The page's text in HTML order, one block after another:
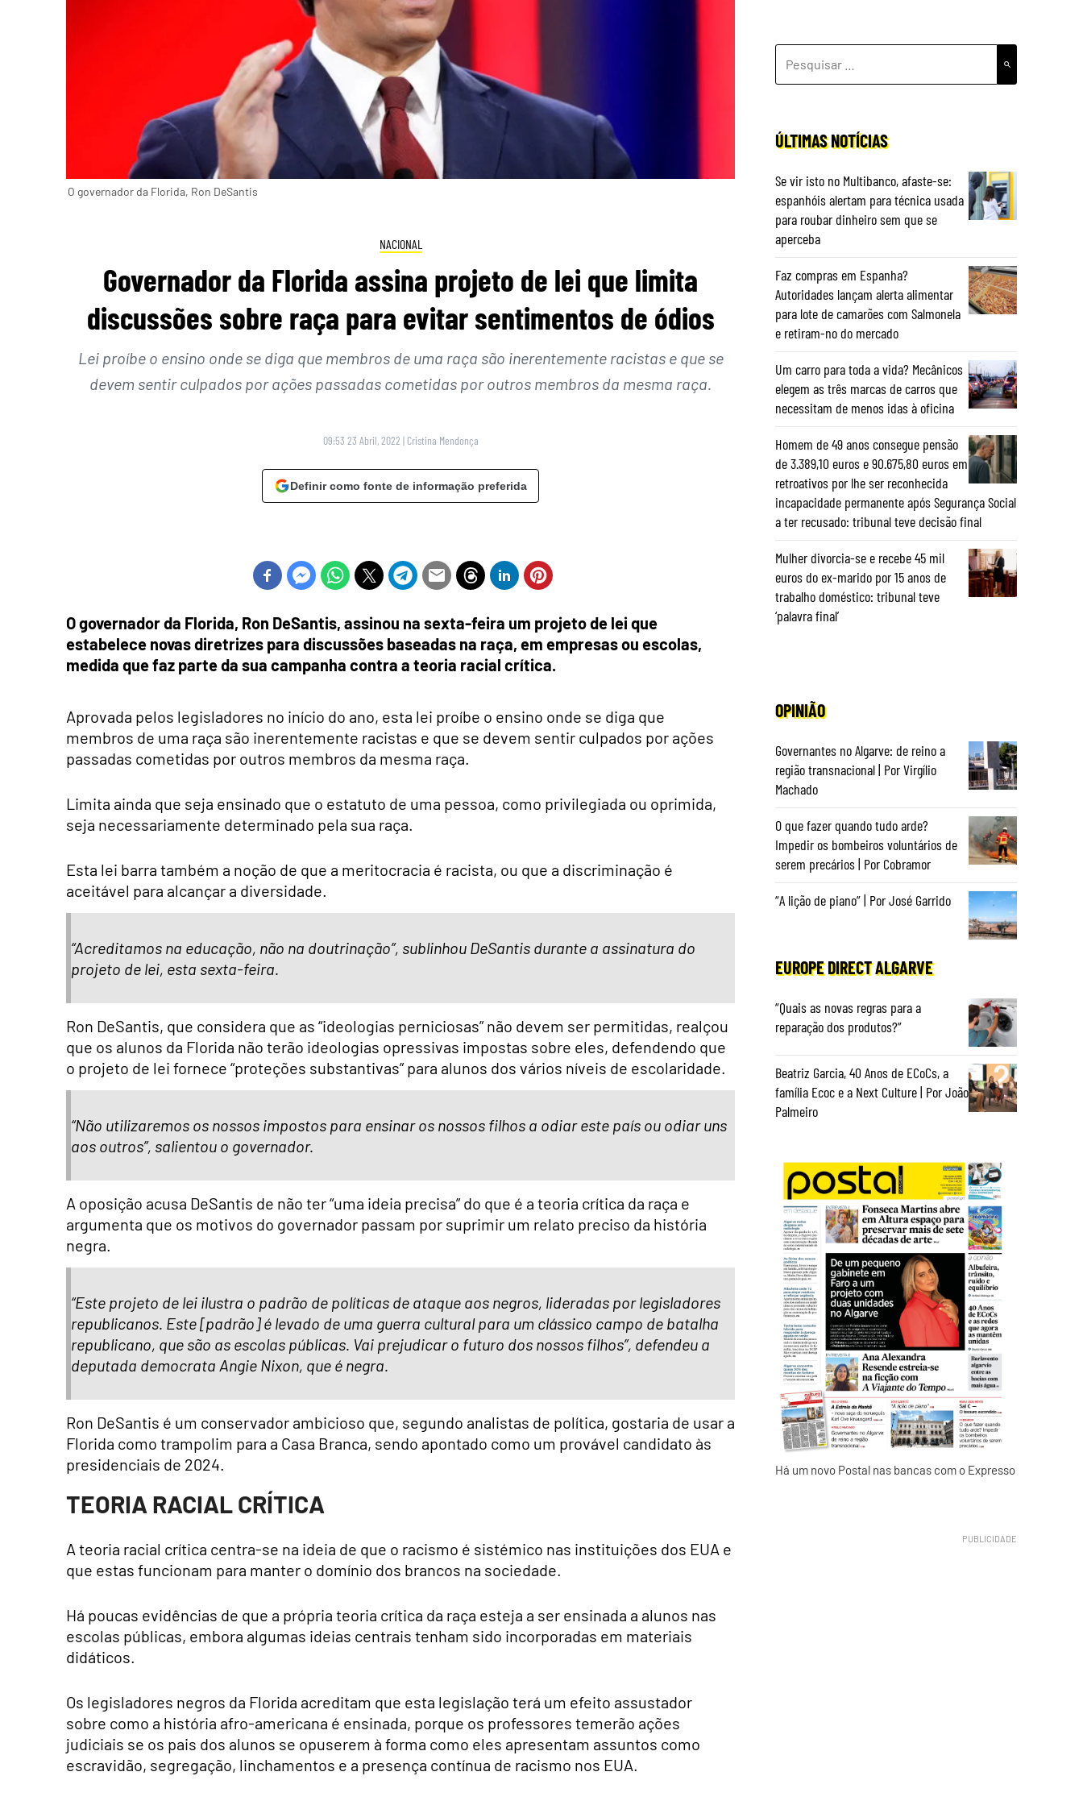
O governador da Florida, Ron DeSantis
NACIONAL
Governador da Florida assina projeto de lei que limita
discussões sobre raça para evitar sentimentos de ódios
Lei proíbe o ensino onde se diga que membros de uma raça são inerentemente racistas e que se
devem sentir culpados por ações passadas cometidas por outros membros da mesma raça.
09:53 23 Abril, 2022 | Cristina Mendonça
Definir como fonte de informação preferida
O governador da Florida, Ron DeSantis, assinou na sexta-feira um projeto de lei que
estabelece novas diretrizes para discussões baseadas na raça, em empresas ou escolas,
medida que faz parte da sua campanha contra a teoria racial crítica.
Aprovada pelos legisladores no início do ano, esta lei proíbe o ensino onde se diga que
membros de uma raça são inerentemente racistas e que se devem sentir culpados por ações
passadas cometidas por outros membros da mesma raça.
Limita ainda que seja ensinado que o estatuto de uma pessoa, como privilegiada ou oprimida,
seja necessariamente determinado pela sua raça.
Esta lei barra também a noção de que a meritocracia é racista, ou que a discriminação é
aceitável para alcançar a diversidade.
“Acreditamos na educação, não na doutrinação”, sublinhou DeSantis durante a assinatura do
projeto de lei, esta sexta-feira.
Ron DeSantis, que considera que as “ideologias perniciosas” não devem ser permitidas, realçou
que os alunos da Florida não terão ideologias opressivas impostas sobre eles, defendendo que
o projeto de lei fornece “proteções substantivas” para alunos dos vários níveis de escolaridade.
“Não utilizaremos os nossos impostos para ensinar os nossos filhos a odiar este país ou odiar uns
aos outros”, salientou o governador.
A oposição acusa DeSantis de não ter “uma ideia precisa” do que é a teoria crítica da raça e
argumenta que os motivos do governador passam por suprimir um relato preciso da história
negra.
“Este projeto de lei ilustra o padrão de políticas de ataque aos negros, lideradas por legisladores
republicanos. Este [padrão] é levado de uma guerra cultural para um clássico campo de batalha
republicano, que são as escolas públicas. Vai prejudicar o futuro dos nossos filhos”, defendeu a
deputada democrata Angie Nixon, que é negra.
Ron DeSantis é um conservador ambicioso que, segundo analistas de política, gostaria de usar a
Florida como trampolim para a Casa Branca, sendo apontado como um provável candidato às
presidenciais de 2024.
TEORIA RACIAL CRÍTICA
A teoria racial crítica centra-se na ideia de que o racismo é sistémico nas instituições dos EUA e
que estas funcionam para manter o domínio dos brancos na sociedade.
Há poucas evidências de que a própria teoria crítica da raça esteja a ser ensinada a alunos nas
escolas públicas, embora algumas ideias centrais tenham sido incorporadas em materiais
didáticos.
Os legisladores negros da Florida acreditam que esta legislação terá um efeito assustador
sobre como a história afro-americana é ensinada, porque os professores temerão ações
judiciais se os pais dos alunos se opuserem à forma como eles apresentam assuntos como
escravidão, segregação, linchamentos e a presença contínua de racismo nos EUA.
POR:
ÚLTIMAS NOTÍCIAS
Se vir isto no Multibanco, afaste-se:
espanhóis alertam para técnica usada
para roubar dinheiro sem que se
aperceba
Faz compras em Espanha?
Autoridades lançam alerta alimentar
para lote de camarões com Salmonela
e retiram-no do mercado
Um carro para toda a vida? Mecânicos
elegem as três marcas de carros que
necessitam de menos idas à oficina
Homem de 49 anos consegue pensão
de 3.389,10 euros e 90.675,80 euros em
retroativos por lhe ser reconhecida
incapacidade permanente após Segurança Social
a ter recusado: tribunal teve decisão final
Mulher divorcia-se e recebe 45 mil
euros do ex-marido por 15 anos de
trabalho doméstico: tribunal teve
‘palavra final’
OPINIÃO
Governantes no Algarve: de reino a
região transnacional | Por Virgílio
Machado
O que fazer quando tudo arde?
Impedir os bombeiros voluntários de
serem precários | Por Cobramor
“A lição de piano” | Por José Garrido
EUROPE DIRECT ALGARVE
“Quais as novas regras para a
reparação dos produtos?”
Beatriz Garcia, 40 Anos de ECoCs, a
família Ecoc e a Next Culture | Por João
Palmeiro
Há um novo Postal nas bancas com o Expresso